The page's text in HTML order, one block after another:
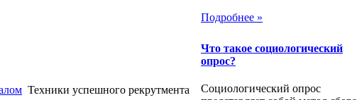
Техники успешного рекрутмента
Подробнее »
Что такое социологический
опрос?
Социологический опрос